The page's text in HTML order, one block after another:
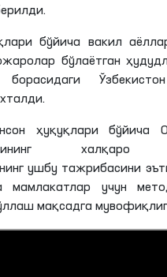
бўйича вакил
бўлаётган
ҳуқуқлари бўйича
халқаро
ушбу тажрибасини
мамлакатлар учун
мақсадга